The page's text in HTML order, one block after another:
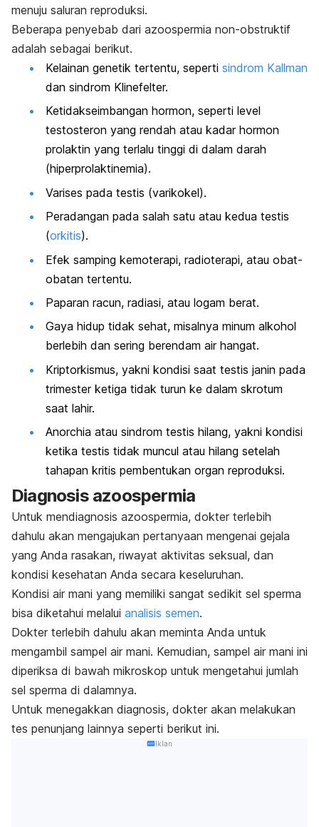
menuju saluran reproduksi.
Beberapa penyebab dari azoospermia non-obstruktif
adalah sebagai berikut.
Kelainan genetik tertentu, seperti sindrom Kallman
dan sindrom Klinefelter.
Ketidakseimbangan hormon, seperti level
testosteron yang rendah atau kadar hormon
prolaktin yang terlalu tinggi di dalam darah
(hiperprolaktinemia).
Varises pada testis (varikokel).
Peradangan pada salah satu atau kedua testis
(orkitis).
Efek samping kemoterapi, radioterapi, atau obat-
obatan tertentu.
Paparan racun, radiasi, atau logam berat.
Gaya hidup tidak sehat, misalnya minum alkohol
berlebih dan sering berendam air hangat.
Kriptorkismus, yakni kondisi saat testis janin pada
trimester ketiga tidak turun ke dalam skrotum
saat lahir.
Anorchia atau sindrom testis hilang, yakni kondisi
ketika testis tidak muncul atau hilang setelah
tahapan kritis pembentukan organ reproduksi.
Diagnosis azoospermia
Untuk mendiagnosis azoospermia, dokter terlebih
dahulu akan mengajukan pertanyaan mengenai gejala
yang Anda rasakan, riwayat aktivitas seksual, dan
kondisi kesehatan Anda secara keseluruhan.
Kondisi air mani yang memiliki sangat sedikit sel sperma
bisa diketahui melalui analisis semen.
Dokter terlebih dahulu akan meminta Anda untuk
mengambil sampel air mani. Kemudian, sampel air mani ini
diperiksa di bawah mikroskop untuk mengetahui jumlah
sel sperma di dalamnya.
Untuk menegakkan diagnosis, dokter akan melakukan
tes penunjang lainnya seperti berikut ini.
Iklan